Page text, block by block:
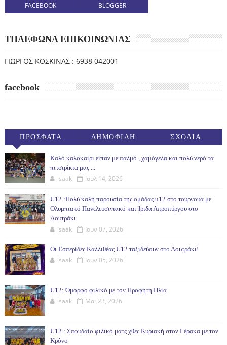
FACEBOOK BLOGGER
ΤΗΛΕΦΩΝΑ ΕΠΙΚΟΙΝΩΝΙΑΣ
ΓΙΩΡΓΟΣ ΚΟΣΚΙΝΑΣ : 6938 042001
facebook
ΠΡΟΣΦΑΤΑ ΔΗΜΟΦΙΛΗ ΣΧΟΛΙΑ
Καλό καλοκαίρι είπαν με παλμό , χαμόγελα και πολύ νερό τα
πιτσιρίκια μας ...
isaak Ιουλ 14, 2026
U12 :Πολύ καλή παρουσία της ομάδας u12 στο τουρνουά με
Ολυμπιακό Πανελευσινιακό και Ίριδα Απροπύργου στο
Λουτράκι
isaak Ιουν 07, 2026
Οι Εσπερίδες Καλλιθέας U12 ταξιδεύουν στο Λουτράκι!
isaak Ιουν 05, 2026
U12: Όμορφο φιλικό με τον Προφήτη Ηλία
isaak Μαι 23, 2026
U12 : Σπουδαίο φιλικό ματς χθες Κυριακή στον Γέρακα με τον
Κρόνο